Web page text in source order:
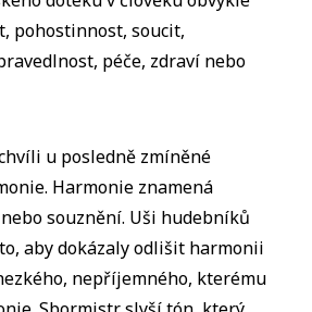
pohostinnost, soucit,
péče, zdraví nebo
u posledně zmíněné
Harmonie znamená
souznění. Uši hudebníků
aby dokázaly odlišit harmonii
nepříjemného, kterému